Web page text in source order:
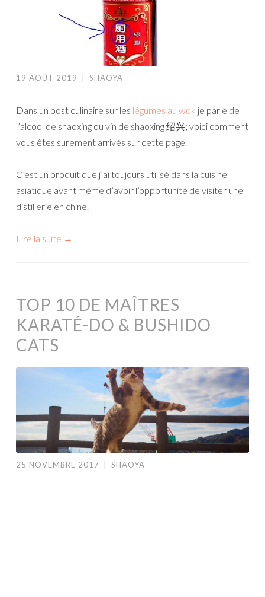
19 AOÛT 2019 SHAOYA
Dans un post culinaire sur les légumes au wok je parle de
l’alcool de shaoxing ou vin de shaoxing 绍兴; voici comment
vous êtes surement arrivés sur cette page.
C’est un produit que j’ai toujours utilisé dans la cuisine
asiatique avant même d’avoir l’opportunité de visiter une
distillerie en chine.
Lire la suite →
TOP 10 DE MAÎTRES
KARATÉ-DO & BUSHIDO
CATS
25 NOVEMBRE 2017 SHAOYA